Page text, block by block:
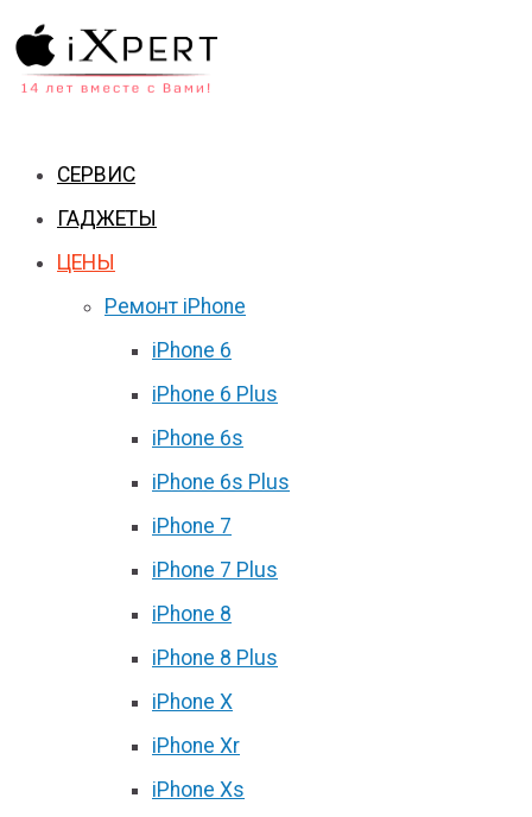
СЕРВИС
ГАДЖЕТЫ
ЦЕНЫ
Ремонт iPhone
iPhone 6
iPhone 6 Plus
iPhone 6s
iPhone 6s Plus
iPhone 7
iPhone 7 Plus
iPhone 8
iPhone 8 Plus
iPhone X
iPhone Xr
iPhone Xs